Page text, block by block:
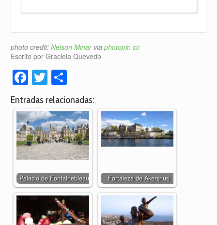
photo credit:Nelson Minarviaphotopin cc
Escrito por Graciela Quevedo
Facebook
Twitter
Entradas relacionadas:
Palacio de Fontainebleau Fortaleza de Akershus